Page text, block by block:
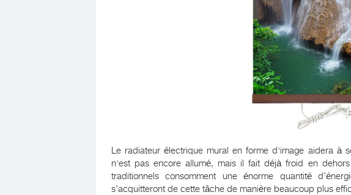
Le radiateur électrique mural en forme d'image aidera à
n'est pas encore allumé, mais il fait déjà froid en
traditionnels consomment une énorme quantité
s’acquitteront de cette tâche de manière beaucoup plus